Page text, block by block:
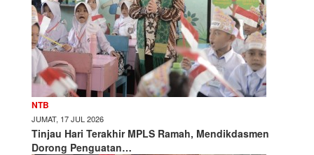
NTB
JUMAT, 17 JUL 2026
Tinjau Hari Terakhir MPLS Ramah, Mendikdasmen
Dorong Penguatan…